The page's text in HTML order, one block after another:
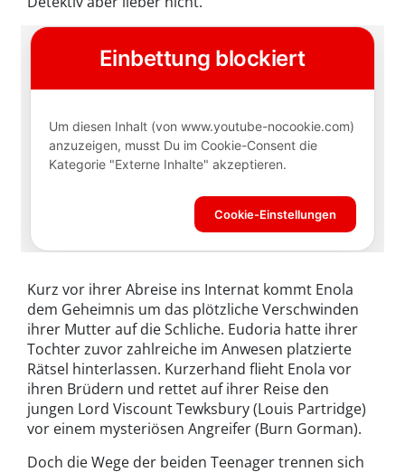
Kurz vor ihrer Abreise ins Internat kommt Enola
dem Geheimnis um das plötzliche Verschwinden
ihrer Mutter auf die Schliche. Eudoria hatte ihrer
Tochter zuvor zahlreiche im Anwesen platzierte
Rätsel hinterlassen. Kurzerhand flieht Enola vor
ihren Brüdern und rettet auf ihrer Reise den
jungen Lord Viscount Tewksbury (Louis Partridge)
vor einem mysteriösen Angreifer (Burn Gorman).
Doch die Wege der beiden Teenager trennen sich